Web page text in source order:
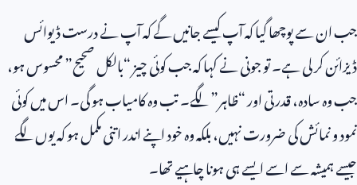
جب ان سے پوچھا گیا کہ آپ کیسے جانیں گے کہ آپ نے درست ڈیوائس
ڈیزائن کر لی ہے۔ تو جونی نے کہا کہ جب کوئی چیز “بالکل صحیح” محسوس ہو،
جب وہ سادہ، قدرتی اور “ظاہر” لگے۔ تب وہ کامیاب ہو گی۔ اس میں کوئی
نمود و نمائش کی ضرورت نہیں، بلکہ وہ خود اپنے اندر اتنی مکمل ہو کہ یوں لگے
جیسے ہمیشہ سے اسے ایسے ہی ہونا چاہیے تھا۔